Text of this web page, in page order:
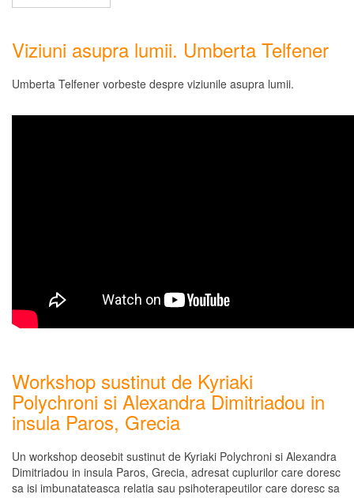
Viziuni asupra lumii. Umberta Telfener
Umberta Telfener vorbeste despre viziunile asupra lumii.
Workshop sustinut de Kyriaki
Polychroni si Alexandra Dimitriadou in
insula Paros, Grecia
Un workshop deosebit sustinut de Kyriaki Polychroni si Alexandra
Dimitriadou in insula Paros, Grecia, adresat cuplurilor care doresc
sa isi imbunatateasca relatia sau psihoterapeutilor care doresc sa